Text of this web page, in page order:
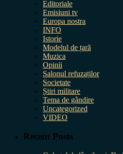
Editoriale
Emisiuni tv
Europa nostra
INFO
Istorie
Modelul de țară
Muzica
Opinii
Salonul refuzaților
Societate
Știri militare
Tema de gândire
Uncategorized
VIDEO
Recent Posts